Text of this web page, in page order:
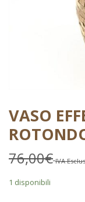
VASO
76,00€ IVA
1 disponibili